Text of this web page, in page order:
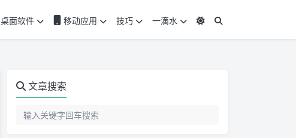
桌面软件 移动应用 技巧 一滴水
文章搜索